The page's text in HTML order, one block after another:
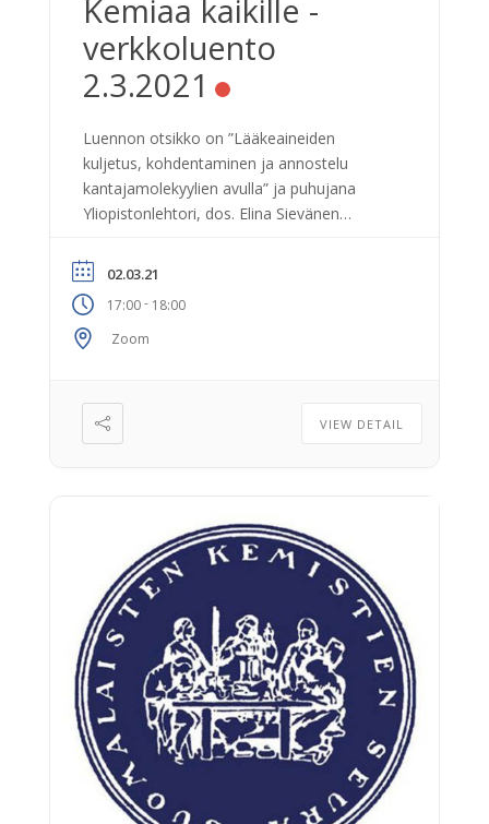
Kemiaa kaikille -
verkkoluento
2.3.2021
Luennon otsikko on ”Lääkeaineiden
kuljetus, kohdentaminen ja annostelu
kantajamolekyylien avulla” ja puhujana
Yliopistonlehtori, dos. Elina Sievänen
Esityksessä kuullaan lääkeaineiden
kohdentamisesta kehossa ja muun muassa
sappihappojen ja niiden johdannaisten
toiminnasta potentiaalisina
täältä. Luentolinkki lähetetään vain
etukäteen ilmoittautuneille.
02.03.21
17:00- 18:00
Zoom
VIEW DETAIL